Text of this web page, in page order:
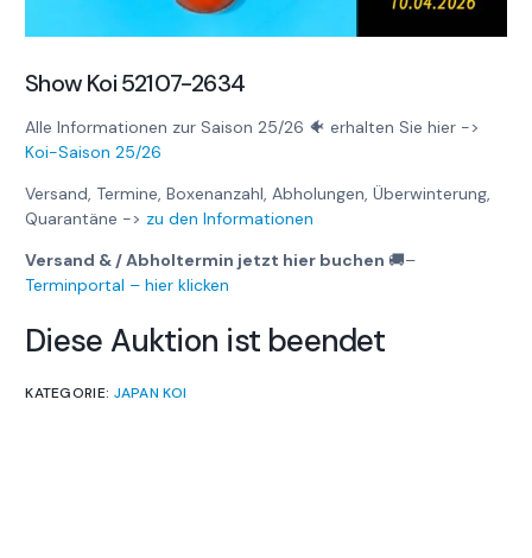
Show Koi 52107-2634
Alle Informationen zur Saison 25/26 🐠 erhalten Sie hier ->
Koi-Saison 25/26
Versand, Termine, Boxenanzahl, Abholungen, Überwinterung,
Quarantäne -> zu den Informationen
Versand & / Abholtermin jetzt hier buchen 🚚–
Terminportal – hier klicken
Diese Auktion ist beendet
KATEGORIE: JAPAN KOI